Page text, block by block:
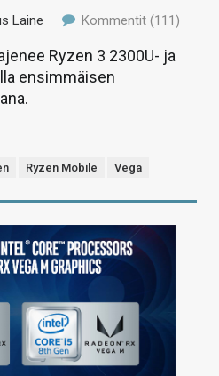
Laine Kommentit (111)
Ryzen 3 2300U- ja
ensimmäisen
Ryzen Mobile Vega